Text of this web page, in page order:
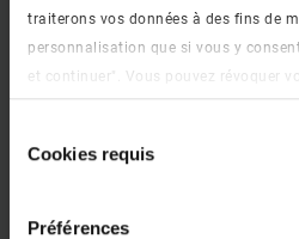
traiterons vos données à des fins de
personnalisation que si vous y
et continuer". Vous pouvez révoquer
moment. Vous trouverez de plus
cookies et les options de
les détails".
duCookies requis
Préférences
Matériaux et décors